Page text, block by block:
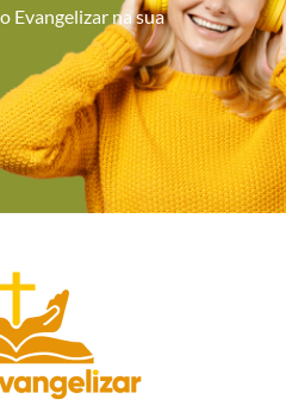
Evangelizar na sua